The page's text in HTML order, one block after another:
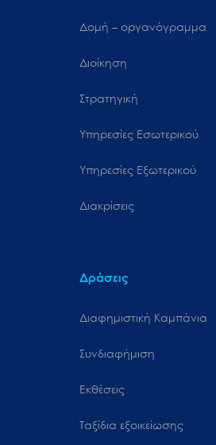
Δομή – οργανόγραμμα
Διοίκηση
Στρατηγική
Υπηρεσίες Εσωτερικού
Υπηρεσίες Εξωτερικού
Διακρίσεις
Δράσεις
Διαφημιστική Καμπάνια
Συνδιαφήμιση
Εκθέσεις
Ταξίδια εξοικείωσης